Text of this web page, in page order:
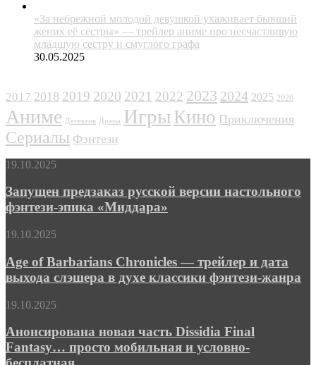
«За небрежной молодой девушкой ухаживает бывший
жених её сестры» — трейлер аниме про несчастливую
младшую сестру и смуглого графа
30.05.2025
2017 2018 2019 2020 2021 2022 2023 2024 2025 2026
Аниме Детектив Драма ИгрыКино Приключения
Сериалы Фэнтези
Запущен
русской
версии
настольного
эпика
19.10.2025
Запущен предзаказ русской версии настольного
фэнтези-эпика «Миддара»
Age
Barbarians
Chronicles
—
и
выхода
слэшера
в
19.10.2025
Age of Barbarians Chronicles — трейлер и дата
выхода слэшера в духе классики фэнтези-жанра
Анонсирована
часть
Dissidia
Final
19.10.2025
Анонсирована новая часть Dissidia Final
Fantasy… просто мобильная и условно-